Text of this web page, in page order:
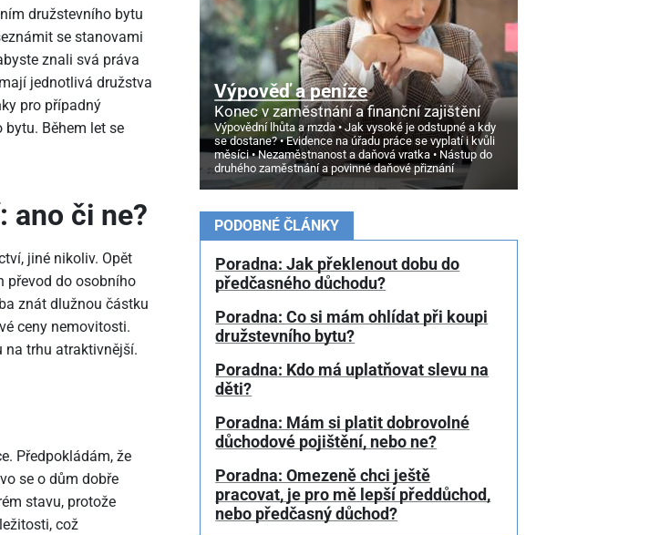
družstevního bytu
se stanovami
znali svá práva
jednotlivá družstva
pro případný
Během let se
ano či ne?
jiné nikoliv. Opět
převod do osobního
znát dlužnou částku
ceny nemovitosti.
na trhu atraktivnější.
Předpokládám, že
se o dům dobře
stavu, protože
což
Výpověď a peníze
Konec v zaměstnání a finanční zajištění
Výpovědní lhůta a mzda
Jak vysoké je odstupné a kdy
se dostane?
Evidence na úřadu práce se vyplatí i kvůli
měsíci
Nezaměstnanost a daňová vratka
Nástup do
druhého zaměstnání a povinné daňové přiznání
PODOBNÉ ČLÁNKY
Poradna: Jak překlenout dobu do
předčasného důchodu?
Poradna: Co si mám ohlídat při koupi
družstevního bytu?
Poradna: Kdo má uplatňovat slevu na
děti?
Poradna: Mám si platit dobrovolné
důchodové pojištění, nebo ne?
Poradna: Omezeně chci ještě
pracovat, je pro mě lepší předdůchod,
nebo předčasný důchod?